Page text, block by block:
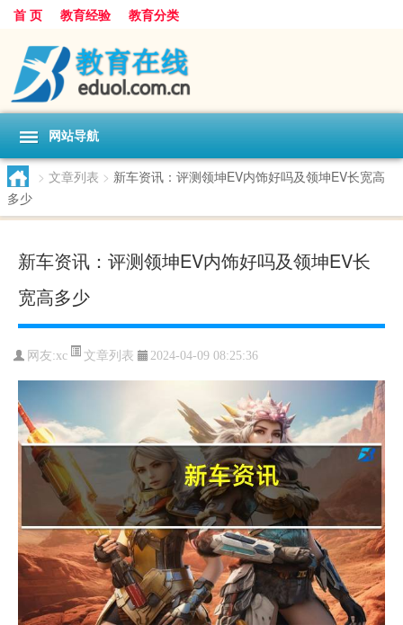
首 页 教育经验 教育分类
网站导航
> 文章列表 > 新车资讯：评测领坤EV内饰好吗及领坤EV长宽高
多少
新车资讯：评测领坤EV内饰好吗及领坤EV长
宽高多少
网友:xc 文章列表 2024-04-09 08:25:36